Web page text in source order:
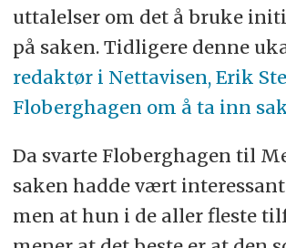
uttalelser om det å bruke
på saken. Tidligere denne
redaktør i Nettavisen, Erik
Floberghagen om å ta inn
Da svarte Floberghagen til
saken hadde vært interessant
men at hun i de aller fleste